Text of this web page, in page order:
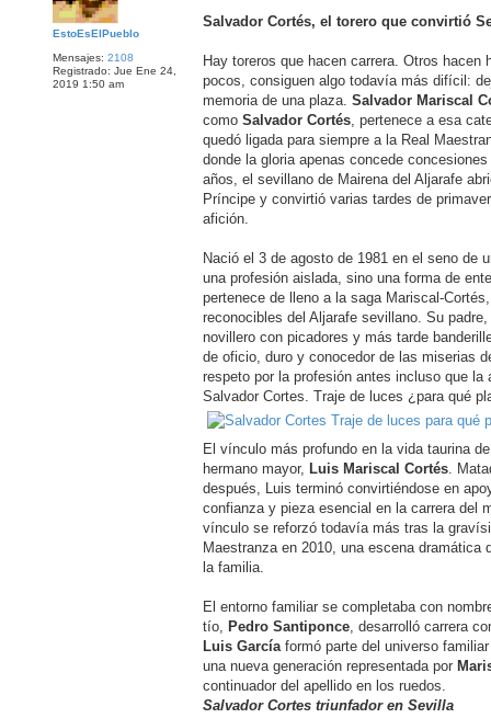
EstoEsElPueblo
Mensajes: 2108
Registrado: Jue Ene 24,
2019 1:50 am
n
j
Salvador Cortés, el torero que convirtió
Hay toreros que hacen carrera. Otros hacen
pocos, consiguen algo todavía más difícil:
memoria de una plaza. Salvador Mariscal
como Salvador Cortés, pertenece a esa
quedó ligada para siempre a la Real
donde la gloria apenas concede
años, el sevillano de Mairena del Aljarafe
Príncipe y convirtió varias tardes de
afición.
Nació el 3 de agosto de 1981 en el seno de
una profesión aislada, sino una forma de
pertenece de lleno a la saga Mariscal-
reconocibles del Aljarafe sevillano. Su padre,
novillero con picadores y más tarde
de oficio, duro y conocedor de las miserias
respeto por la profesión antes incluso que la
Salvador Cortes. Traje de luces ¿para qué
El vínculo más profundo en la vida taurina
hermano mayor, Luis Mariscal Cortés.
después, Luis terminó convirtiéndose en
confianza y pieza esencial en la carrera del
vínculo se reforzó todavía más tras la
Maestranza en 2010, una escena dramática
la familia.
El entorno familiar se completaba con
tío, Pedro Santiponce, desarrolló carrera
Luis Garcíaformó parte del universo
una nueva generación representada por
continuador del apellido en los ruedos.
Salvador Cortes triunfador en Sevilla